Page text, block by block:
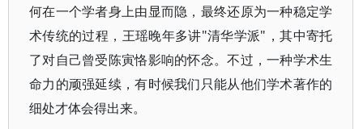
何在一个学者身上由显而隐，最终还原为一种稳定学
术传统的过程，王瑶晚年多讲"清华学派"，其中寄托
了对自己曾受陈寅恪影响的怀念。不过，一种学术生
命力的顽强延续，有时候我们只能从他们学术著作的
细处才体会得出来。